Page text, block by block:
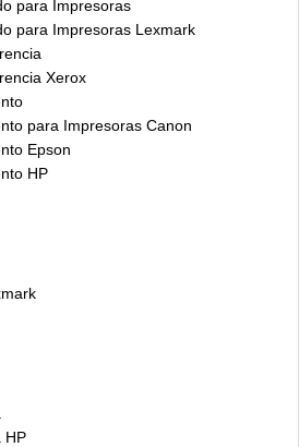
para Impresoras
para Impresoras Lexmark
Xerox
para Impresoras Canon
Epson
HP
HP